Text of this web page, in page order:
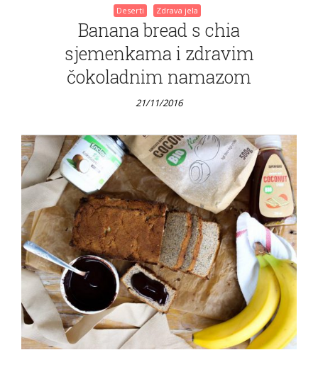
Deserti Zdrava jela
Banana bread s chia
sjemenkama i zdravim
čokoladnim namazom
21/11/2016